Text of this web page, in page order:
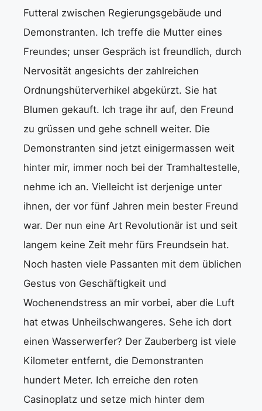
Futteral zwischen Regierungsgebäude und
Demonstranten. Ich treffe die Mutter eines
Freundes; unser Gespräch ist freundlich, durch
Nervosität angesichts der zahlreichen
Ordnungshüterverhikel abgekürzt. Sie hat
Blumen gekauft. Ich trage ihr auf, den Freund
zu grüssen und gehe schnell weiter. Die
Demonstranten sind jetzt einigermassen weit
hinter mir, immer noch bei der Tramhaltestelle,
nehme ich an. Vielleicht ist derjenige unter
ihnen, der vor fünf Jahren mein bester Freund
war. Der nun eine Art Revolutionär ist und seit
langem keine Zeit mehr fürs Freundsein hat.
Noch hasten viele Passanten mit dem üblichen
Gestus von Geschäftigkeit und
Wochenendstress an mir vorbei, aber die Luft
hat etwas Unheilschwangeres. Sehe ich dort
einen Wasserwerfer? Der Zauberberg ist viele
Kilometer entfernt, die Demonstranten
hundert Meter. Ich erreiche den roten
Casinoplatz und setze mich hinter dem